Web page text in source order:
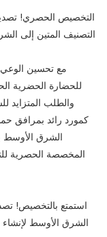
التخصيص الحصري!
التصنيف المتين إلى
مع تحسين الوعي
للحضارة الحضرية
والطلب المتزايد
الشرق الأوسط
المخصصة الحصرية